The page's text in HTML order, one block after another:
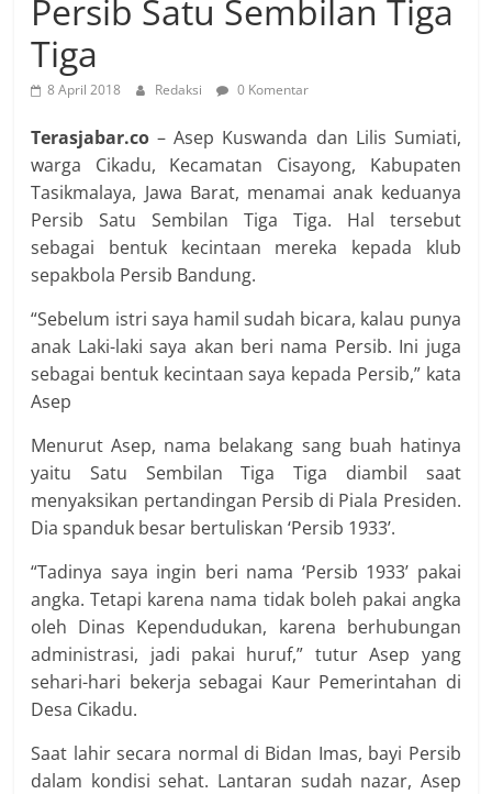
Persib Satu Sembilan Tiga
Tiga
8 April 2018 Redaksi 0 Komentar
Terasjabar.co – Asep Kuswanda dan Lilis Sumiati,
warga Cikadu, Kecamatan Cisayong, Kabupaten
Tasikmalaya, Jawa Barat, menamai anak keduanya
Persib Satu Sembilan Tiga Tiga. Hal tersebut
sebagai bentuk kecintaan mereka kepada klub
sepakbola Persib Bandung.
“Sebelum istri saya hamil sudah bicara, kalau punya
anak Laki-laki saya akan beri nama Persib. Ini juga
sebagai bentuk kecintaan saya kepada Persib,” kata
Asep
Menurut Asep, nama belakang sang buah hatinya
yaitu Satu Sembilan Tiga Tiga diambil saat
menyaksikan pertandingan Persib di Piala Presiden.
Dia spanduk besar bertuliskan ‘Persib 1933’.
“Tadinya saya ingin beri nama ‘Persib 1933’ pakai
angka. Tetapi karena nama tidak boleh pakai angka
oleh Dinas Kependudukan, karena berhubungan
administrasi, jadi pakai huruf,” tutur Asep yang
sehari-hari bekerja sebagai Kaur Pemerintahan di
Desa Cikadu.
Saat lahir secara normal di Bidan Imas, bayi Persib
dalam kondisi sehat. Lantaran sudah nazar, Asep